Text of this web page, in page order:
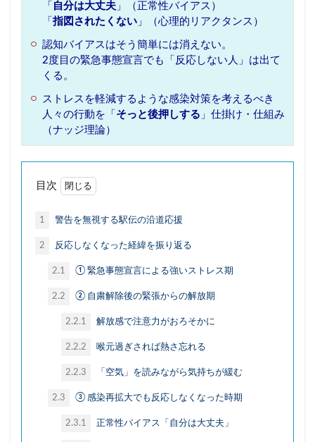
「 自分は大丈夫」（正常性バイアス）
「 指図されたくない」（心理的リアクタンス）
認知バイアスはそう簡単には消えない。
2度目の緊急事態宣言でも「反応しない人」は出て
くる。
ストレスを軽減するような感染対策を考えるべき
人々の行動を「 そっと後押しする 」仕掛け・仕組み
（ナッジ理論）
目次
1 警告を無視する駅伝の沿道応援
2 反応しなくなった経緯を振り返る
2.1 ① 緊急事態宣言による強いストレス期
2.2 ② 自粛解除後の緊張からの解放期
2.2.1 解放感で注意力がおろそかに
2.2.2 喉元過ぎされば熱さ忘れる
2.2.3 「空気」を読みながら気持ちが緩む
2.3 ③ 感染再拡大でも反応しなくなった時期
2.3.1 正常性バイアス「自分は大丈夫」
地域デジタル経済圏 地域循環
宝塚歌劇 家具 家飲み 対話型AI
尾崎豊
徒歩 応援消費 意味的価値 感性
感覚 手触り感
採用 推し活依存 散歩 早期退職
株式公開買付（TOB）
泊食分離 洋菓子 消費
終わらないコンテンツ 経験知
絶メシ 老後2000万円問題 老後資金
老舗店 脱フランチャイズ 自然
自由の重み 若者 街のパン屋
認知バイアス 読書 誹謗中傷